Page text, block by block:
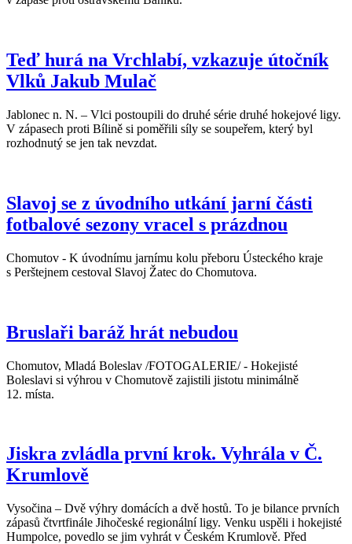
Teď hurá na Vrchlabí, vzkazuje útočník
Vlků Jakub Mulač
Jablonec n. N. – Vlci postoupili do druhé série druhé hokejové ligy.
V zápasech proti Bílině si poměřili síly se soupeřem, který byl
rozhodnutý se jen tak nevzdat.
Slavoj se z úvodního utkání jarní části
fotbalové sezony vracel s prázdnou
Chomutov - K úvodnímu jarnímu kolu přeboru Ústeckého kraje
s Perštejnem cestoval Slavoj Žatec do Chomutova.
Bruslaři baráž hrát nebudou
Chomutov, Mladá Boleslav /FOTOGALERIE/ - Hokejisté
Boleslavi si výhrou v Chomutově zajistili jistotu minimálně
12. místa.
Jiskra zvládla první krok. Vyhrála v Č.
Krumlově
Vysočina – Dvě výhry domácích a dvě hostů. To je bilance prvních
zápasů čtvrtfinále Jihočeské regionální ligy. Venku uspěli i hokejisté
Humpolce, povedlo se jim vyhrát v Českém Krumlově. Před